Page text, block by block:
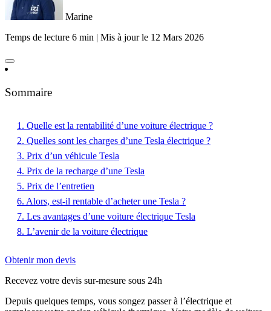
Marine
Temps de lecture 6 min | Mis à jour le 12 Mars 2026
Sommaire
1. Quelle est la rentabilité d’une voiture électrique ?
2. Quelles sont les charges d’une Tesla électrique ?
3. Prix d’un véhicule Tesla
4. Prix de la recharge d’une Tesla
5. Prix de l’entretien
6. Alors, est-il rentable d’acheter une Tesla ?
7. Les avantages d’une voiture électrique Tesla
8. L’avenir de la voiture électrique
Obtenir mon devis
Recevez votre devis sur-mesure sous 24h
Depuis quelques temps, vous songez passer à l’électrique et